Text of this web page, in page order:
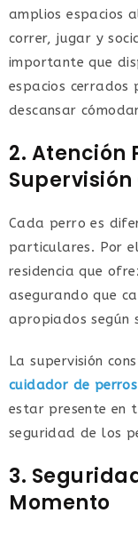
amplios espacios
correr, jugar y
importante que
espacios cerrados
descansar
2. Atención
Cada perro es
particulares. Por
residencia que
asegurando que
apropiados según
La supervisión
cuidador de
estar presente en
seguridad de los
3.
Momento